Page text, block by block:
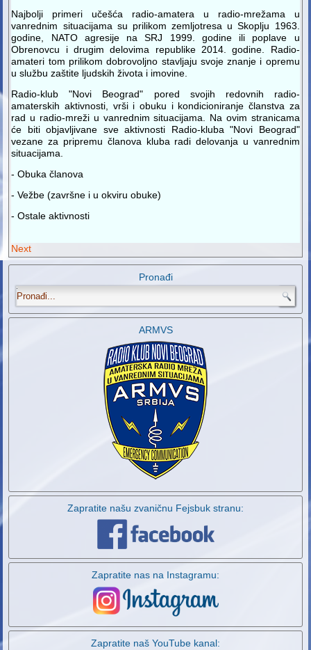
Najbolji primeri učešća radio-amatera u radio-mrežama u
vanrednim situacijama su prilikom zemljotresa u Skoplju 1963.
godine, NATO agresije na SRJ 1999. godine ili poplave u
Obrenovcu i drugim delovima republike 2014. godine. Radio-
amateri tom prilikom dobrovoljno stavljaju svoje znanje i opremu
u službu zaštite ljudskih života i imovine.
Radio-klub "Novi Beograd" pored svojih redovnih radio-
amaterskih aktivnosti, vrši i obuku i kondicioniranje članstva za
rad u radio-mreži u vanrednim situacijama. Na ovim stranicama
će biti objavljivane sve aktivnosti Radio-kluba "Novi Beograd"
vezane za pripremu članova kluba radi delovanja u vanrednim
situacijama.
- Obuka članova
- Vežbe (završne i u okviru obuke)
- Ostale aktivnosti
Next
Pronađi
.
ARMVS
Zapratite našu zvaničnu Fejsbuk stranu:
Zapratite nas na Instagramu:
Zapratite naš YouTube kanal: